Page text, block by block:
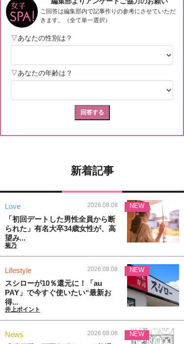
新着記事
Love 2026.08.08
「初回デートした男性全員から断
られた」有名大卒34歳女性が、高
望み...
菊乃
NEW
Lifestyle 2026.08.08
スシローが10％還元に！「au
PAY」で今すぐ使いたい“最新お
得...
井上ポイント
NEW
News 2026.08.08 NEW